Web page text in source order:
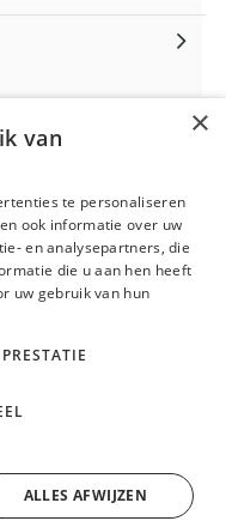
Bestellen is
feed
×
van
te personaliseren
ook informatie over uw
en analysepartners, die
die u aan hen heeft
uw gebruik van hun
PRESTATIE
ALLES AFWIJZEN